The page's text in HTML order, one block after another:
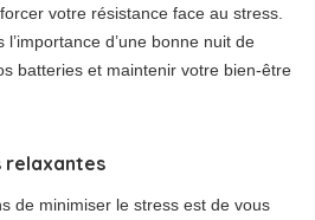
votre résistance face au stress.
d’une bonne nuit de
batteries et maintenir votre bien-être
relaxantes
de minimiser le stress est de vous